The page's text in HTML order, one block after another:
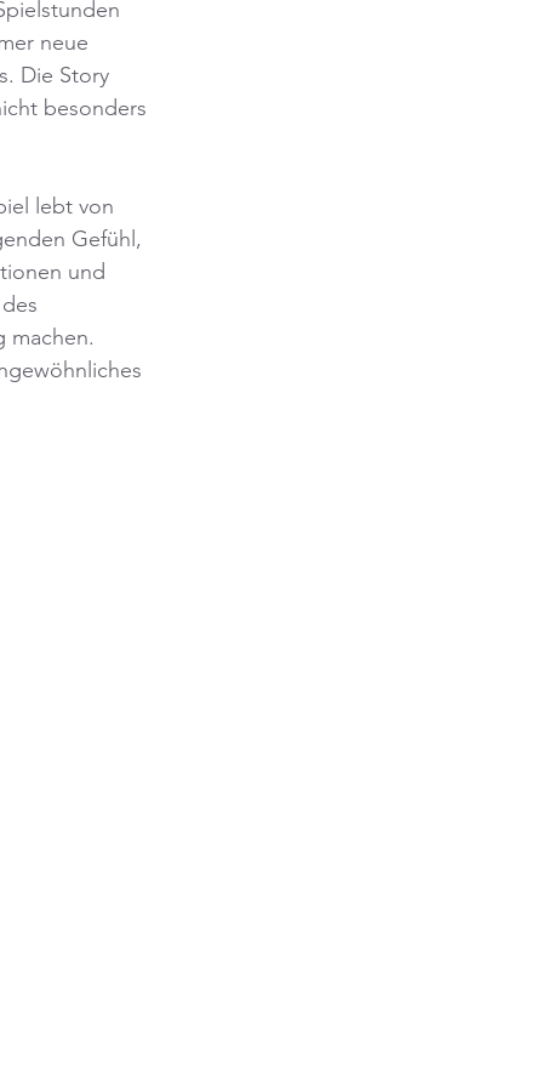
neue
Die Story
besonders
lebt von
Gefühl,
und
machen.